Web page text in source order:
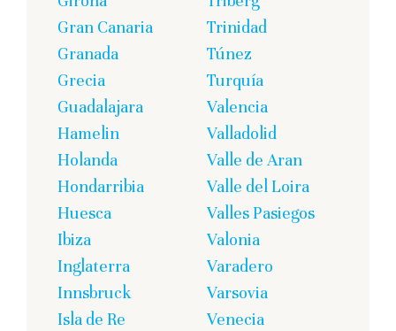
Gran Canaria
Granada
Grecia
Guadalajara
Hamelin
Holanda
Hondarribia
Huesca
Ibiza
Inglaterra
Innsbruck
Isla de Re
Trinidad
Túnez
Turquía
Valencia
Valladolid
Valle de Aran
Valle del Loira
Valles Pasiegos
Valonia
Varadero
Varsovia
Venecia